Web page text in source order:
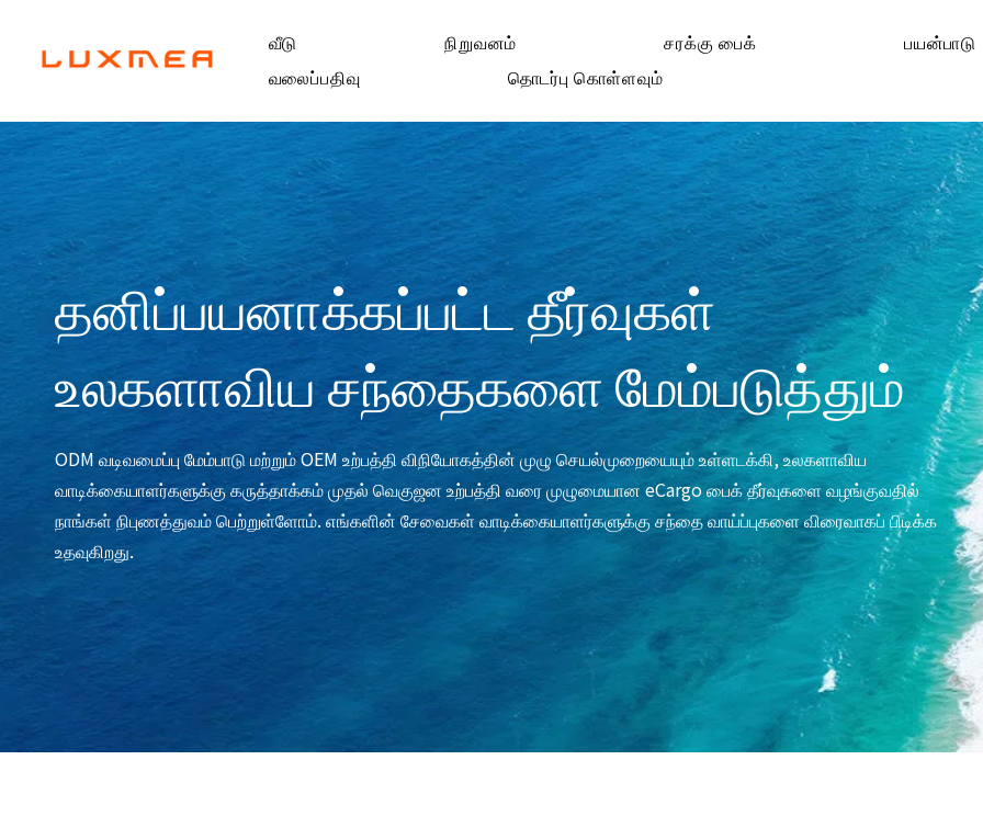
வீடு நிறுவனம் சரக்கு பைக் பயன்பாடு
வலைப்பதிவு
தொடர்பு கொள்ளவும்
தனிப்பயனாக்கப்பட்ட தீர்வுகள்
உலகளாவிய சந்தைகளை மேம்படுத்தும்
ODM வடிவமைப்பு மேம்பாடு மற்றும் OEM உற்பத்தி விநியோகத்தின் முழு செயல்முறையையும் உள்ளடக்கி, உலகளாவிய
வாடிக்கையாளர்களுக்கு கருத்தாக்கம் முதல் வெகுஜன உற்பத்தி வரை முழுமையான eCargo பைக் தீர்வுகளை வழங்குவதில்
நாங்கள் நிபுணத்துவம் பெற்றுள்ளோம். எங்களின் சேவைகள் வாடிக்கையாளர்களுக்கு சந்தை வாய்ப்புகளை விரைவாகப் பிடிக்க
உதவுகிறது.